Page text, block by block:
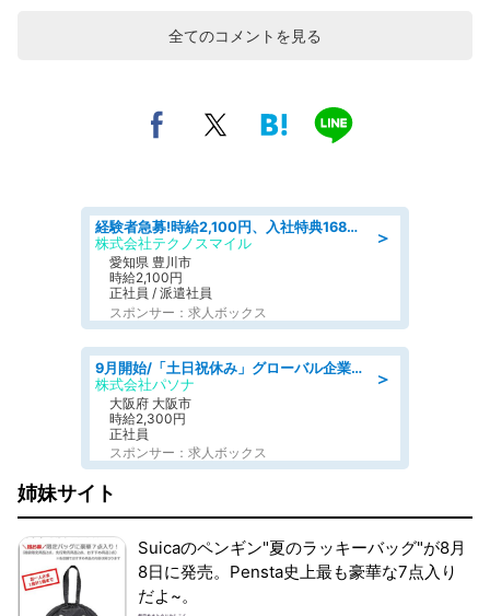
全てのコメントを見る
＞
経験者急募!時給2,100円、入社特典168万円の自動車製造業務/トヨタ自動車/tutumi
株式会社テクノスマイル
愛知県 豊川市
時給2,100円
正社員 / 派遣社員
スポンサー：求人ボックス
＞
9月開始/「土日祝休み」グローバル企業での産業保健のお仕事/保健師/高時給/残業なし/服装自由
株式会社パソナ
大阪府 大阪市
時給2,300円
正社員
スポンサー：求人ボックス
姉妹サイト
Suicaのペンギン"夏のラッキーバッグ"が8月
8日に発売。Pensta史上最も豪華な7点入り
だよ~。